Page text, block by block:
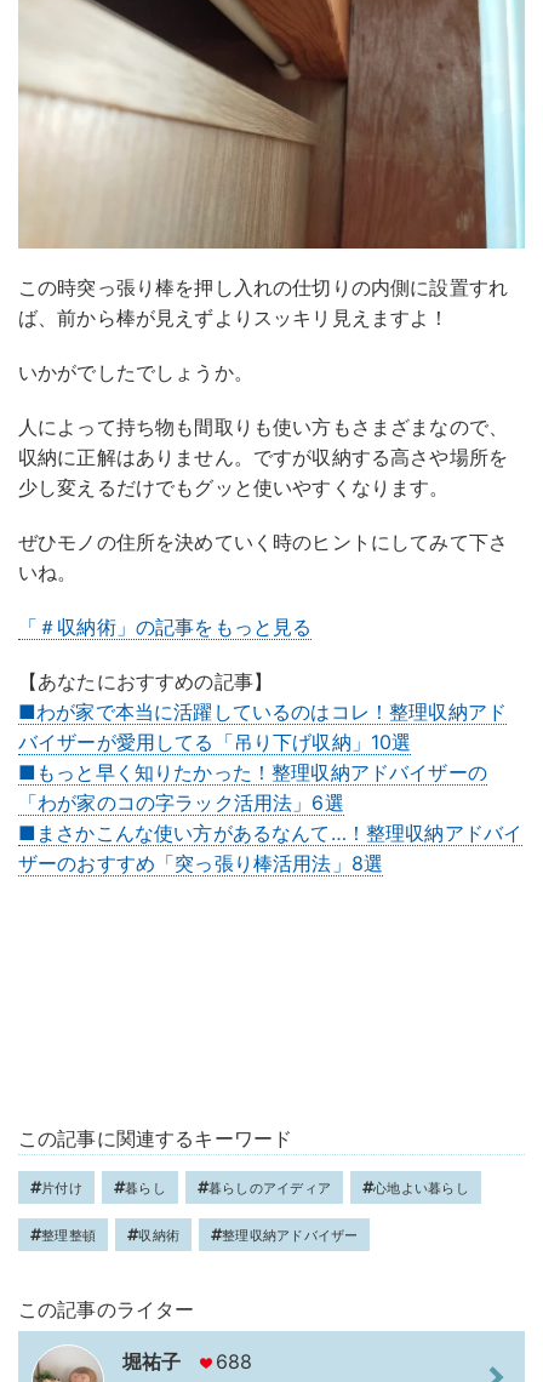
この時突っ張り棒を押し入れの仕切りの内側に設置すれ
ば、前から棒が見えずよりスッキリ見えますよ！
いかがでしたでしょうか。
人によって持ち物も間取りも使い方もさまざまなので、
収納に正解はありません。ですが収納する高さや場所を
少し変えるだけでもグッと使いやすくなります。
ぜひモノの住所を決めていく時のヒントにしてみて下さ
いね。
「＃収納術」の記事をもっと見る
【あなたにおすすめの記事】
■わが家で本当に活躍しているのはコレ！整理収納アド
バイザーが愛用してる「吊り下げ収納」10選
■もっと早く知りたかった！整理収納アドバイザーの
「わが家のコの字ラック活用法」6選
■まさかこんな使い方があるなんて…！整理収納アドバイ
ザーのおすすめ「突っ張り棒活用法」8選
この記事に関連するキーワード
片付け 暮らし 暮らしのアイディア 心地よい暮らし
整理整頓 収納術 整理収納アドバイザー
この記事のライター
堀祐子 688